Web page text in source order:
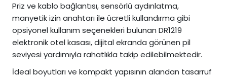
Priz ve kablo bağlantısı, sensörlü aydınlatma,
manyetik izin anahtarı ile ücretli kullandırma gibi
opsiyonel kullanım seçenekleri bulunan DR1219
elektronik otel kasası, dijital ekranda görünen pil
seviyesi yardımıyla rahatlıkla takip edilebilmektedir.
İdeal boyutları ve kompakt yapısının alandan tasarruf